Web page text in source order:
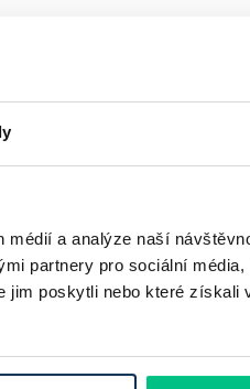
a analýze naší
partnery pro sociální
poskytli nebo které získali
už od roku 2018.